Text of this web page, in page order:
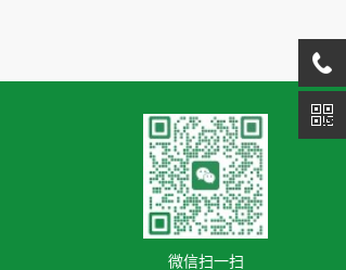
微信扫一扫